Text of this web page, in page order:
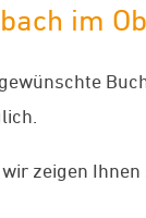
im
zeigen